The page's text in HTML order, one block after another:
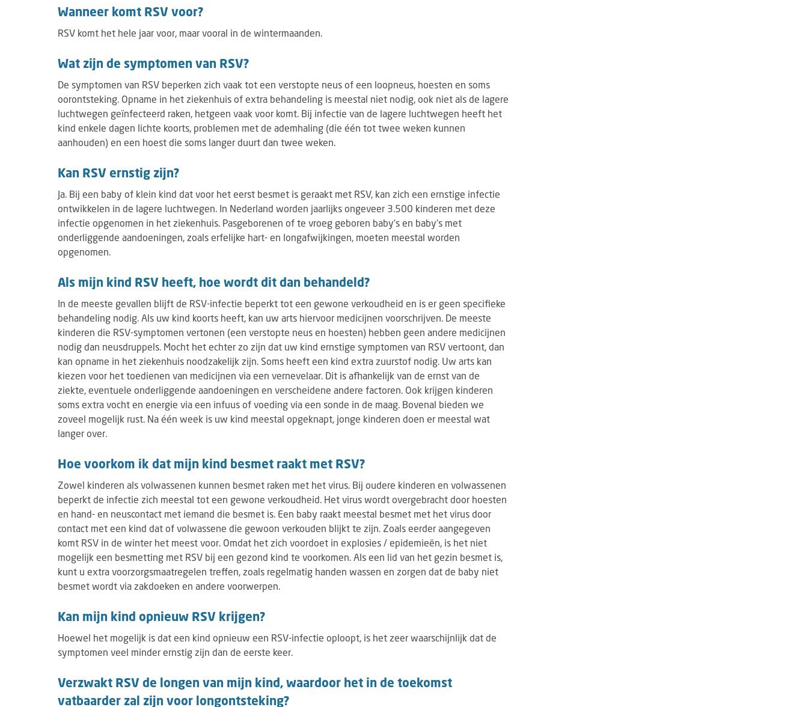
Wanneer komt RSV voor?
RSV komt het hele jaar voor, maar vooral in de wintermaanden.
Wat zijn de symptomen van RSV?
De symptomen van RSV beperken zich vaak tot een verstopte neus of een loopneus, hoesten en soms
oorontsteking. Opname in het ziekenhuis of extra behandeling is meestal niet nodig, ook niet als de lagere
luchtwegen geïnfecteerd raken, hetgeen vaak voor komt. Bij infectie van de lagere luchtwegen heeft het
kind enkele dagen lichte koorts, problemen met de ademhaling (die één tot twee weken kunnen
aanhouden) en een hoest die soms langer duurt dan twee weken.
Kan RSV ernstig zijn?
Ja. Bij een baby of klein kind dat voor het eerst besmet is geraakt met RSV, kan zich een ernstige infectie
ontwikkelen in de lagere luchtwegen. In Nederland worden jaarlijks ongeveer 3.500 kinderen met deze
infectie opgenomen in het ziekenhuis. Pasgeborenen of te vroeg geboren baby’s en baby’s met
onderliggende aandoeningen, zoals erfelijke hart- en longafwijkingen, moeten meestal worden
opgenomen.
Als mijn kind RSV heeft, hoe wordt dit dan behandeld?
In de meeste gevallen blijft de RSV-infectie beperkt tot een gewone verkoudheid en is er geen specifieke
behandeling nodig. Als uw kind koorts heeft, kan uw arts hiervoor medicijnen voorschrijven. De meeste
kinderen die RSV-symptomen vertonen (een verstopte neus en hoesten) hebben geen andere medicijnen
nodig dan neusdruppels. Mocht het echter zo zijn dat uw kind ernstige symptomen van RSV vertoont, dan
kan opname in het ziekenhuis noodzakelijk zijn. Soms heeft een kind extra zuurstof nodig. Uw arts kan
kiezen voor het toedienen van medicijnen via een vernevelaar. Dit is afhankelijk van de ernst van de
ziekte, eventuele onderliggende aandoeningen en verscheidene andere factoren. Ook krijgen kinderen
soms extra vocht en energie via een infuus of voeding via een sonde in de maag. Bovenal bieden we
zoveel mogelijk rust. Na één week is uw kind meestal opgeknapt, jonge kinderen doen er meestal wat
langer over.
Hoe voorkom ik dat mijn kind besmet raakt met RSV?
Zowel kinderen als volwassenen kunnen besmet raken met het virus. Bij oudere kinderen en volwassenen
beperkt de infectie zich meestal tot een gewone verkoudheid. Het virus wordt overgebracht door hoesten
en hand- en neuscontact met iemand die besmet is. Een baby raakt meestal besmet met het virus door
contact met een kind dat of volwassene die gewoon verkouden blijkt te zijn. Zoals eerder aangegeven
komt RSV in de winter het meest voor. Omdat het zich voordoet in explosies / epidemieën, is het niet
mogelijk een besmetting met RSV bij een gezond kind te voorkomen. Als een lid van het gezin besmet is,
kunt u extra voorzorgsmaatregelen treffen, zoals regelmatig handen wassen en zorgen dat de baby niet
besmet wordt via zakdoeken en andere voorwerpen.
Kan mijn kind opnieuw RSV krijgen?
Hoewel het mogelijk is dat een kind opnieuw een RSV-infectie oploopt, is het zeer waarschijnlijk dat de
symptomen veel minder ernstig zijn dan de eerste keer.
Verzwakt RSV de longen van mijn kind, waardoor het in de toekomst
vatbaarder zal zijn voor longontsteking?